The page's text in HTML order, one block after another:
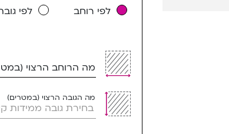
לפי רוחב לפי
מה הרוחב הרצוי
מה הגובה הרצוי (במטרים)